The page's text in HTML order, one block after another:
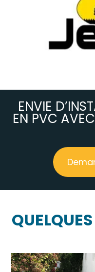
ENVIE
EN PVC